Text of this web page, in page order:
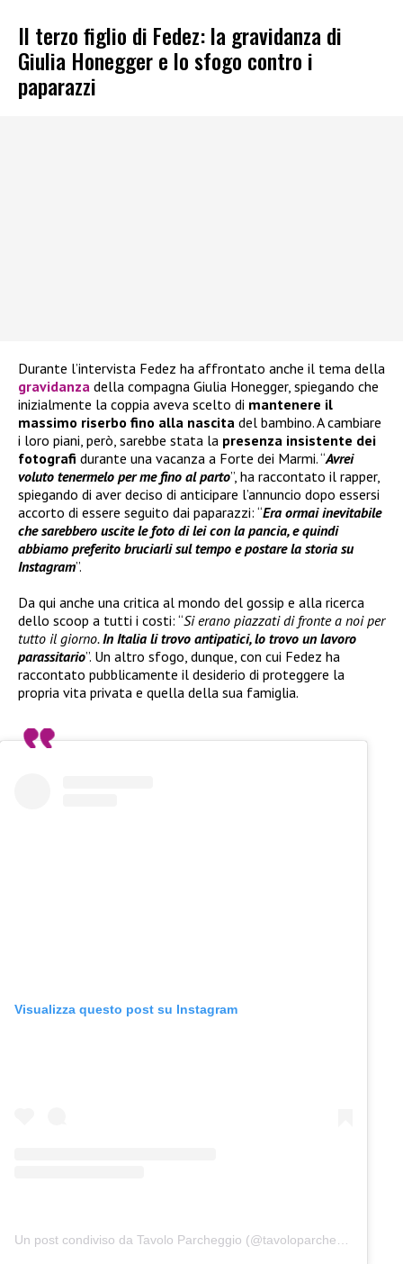
Il terzo figlio di Fedez: la gravidanza di
Giulia Honegger e lo sfogo contro i
paparazzi
Durante l’intervista Fedez ha affrontato anche il tema della
gravidanza della compagna Giulia Honegger, spiegando che
inizialmente la coppia aveva scelto di mantenere il
massimo riserbo fino alla nascita del bambino. A cambiare
i loro piani, però, sarebbe stata la presenza insistente dei
fotografi durante una vacanza a Forte dei Marmi. “Avrei
voluto tenermelo per me fino al parto”, ha raccontato il rapper,
spiegando di aver deciso di anticipare l’annuncio dopo essersi
accorto di essere seguito dai paparazzi: “Era ormai inevitabile
che sarebbero uscite le foto di lei con la pancia, e quindi
abbiamo preferito bruciarli sul tempo e postare la storia su
Instagram”.
Da qui anche una critica al mondo del gossip e alla ricerca
dello scoop a tutti i costi: “Si erano piazzati di fronte a noi per
tutto il giorno.In Italia li trovo antipatici, lo trovo un lavoro
parassitario”. Un altro sfogo, dunque, con cui Fedez ha
raccontato pubblicamente il desiderio di proteggere la
propria vita privata e quella della sua famiglia.
Visualizza questo post su Instagram